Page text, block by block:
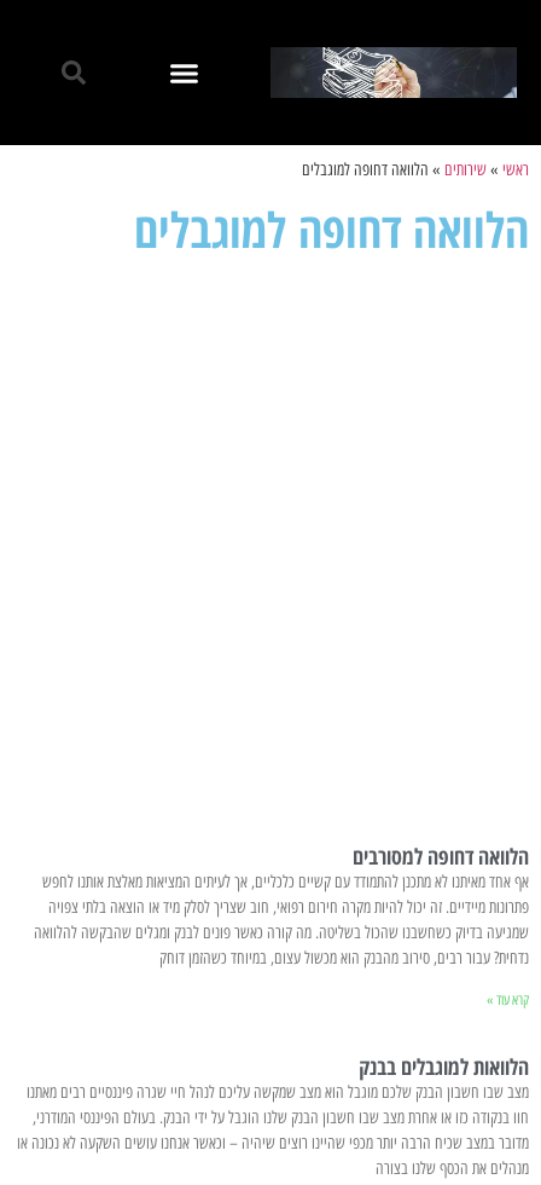
ראשי »שירותים » הלוואה דחופה למוגבלים
הלוואה דחופה למוגבלים
הלוואה דחופה למסורבים
אף אחד מאיתנו לא מתכנן להתמודד עם קשיים כלכליים, אך לעיתים המציאות מאלצת אותנו לחפש
פתרונות מיידיים. זה יכול להיות מקרה חירום רפואי, חוב שצריך לסלק מיד או הוצאה בלתי צפויה
שמגיעה בדיוק כשחשבנו שהכול בשליטה. מה קורה כאשר פונים לבנק ומגלים שהבקשה להלוואה
נדחית? עבור רבים, סירוב מהבנק הוא מכשול עצום, במיוחד כשהזמן דוחק
קרא עוד »
הלוואות למוגבלים בבנק
מצב שבו חשבון הבנק שלכם מוגבל הוא מצב שמקשה עליכם לנהל חיי שגרה פיננסיים רבים מאתנו
חוו בנקודה כזו או אחרת מצב שבו חשבון הבנק שלנו הוגבל על ידי הבנק. בעולם הפיננסי המודרני,
מדובר במצב שכיח הרבה יותר מכפי שהיינו רוצים שיהיה – וכאשר אנחנו עושים השקעה לא נכונה או
מנהלים את הכסף שלנו בצורה